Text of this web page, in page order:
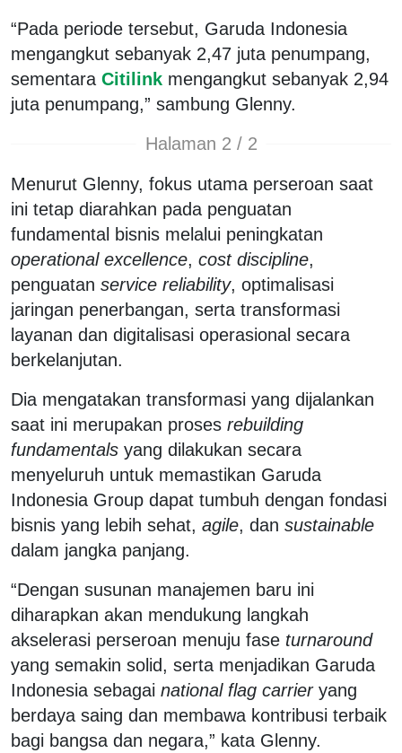
“Pada periode tersebut, Garuda Indonesia
mengangkut sebanyak 2,47 juta penumpang,
sementara Citilink mengangkut sebanyak 2,94
juta penumpang,” sambung Glenny.
Halaman 2 / 2
Menurut Glenny, fokus utama perseroan saat
ini tetap diarahkan pada penguatan
fundamental bisnis melalui peningkatan
operational excellence, cost discipline,
penguatan service reliability, optimalisasi
jaringan penerbangan, serta transformasi
layanan dan digitalisasi operasional secara
berkelanjutan.
Dia mengatakan transformasi yang dijalankan
saat ini merupakan proses rebuilding
fundamentals yang dilakukan secara
menyeluruh untuk memastikan Garuda
Indonesia Group dapat tumbuh dengan fondasi
bisnis yang lebih sehat, agile, dan sustainable
dalam jangka panjang.
“Dengan susunan manajemen baru ini
diharapkan akan mendukung langkah
akselerasi perseroan menuju fase turnaround
yang semakin solid, serta menjadikan Garuda
Indonesia sebagai national flag carrieryang
berdaya saing dan membawa kontribusi terbaik
bagi bangsa dan negara,” kata Glenny.